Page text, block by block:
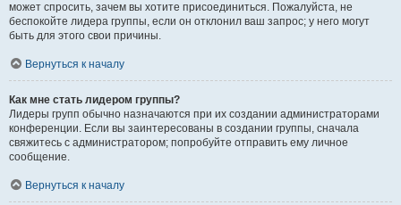
может спросить, зачем вы хотите присоединиться. Пожалуйста, не
беспокойте лидера группы, если он отклонил ваш запрос; у него могут
быть для этого свои причины.
Вернуться к началу
Как мне стать лидером группы?
Лидеры групп обычно назначаются при их создании администраторами
конференции. Если вы заинтересованы в создании группы, сначала
свяжитесь с администратором; попробуйте отправить ему личное
сообщение.
Вернуться к началу